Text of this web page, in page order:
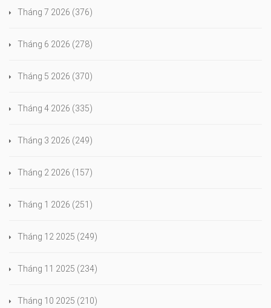
Tháng 7 2026 (376)
Tháng 6 2026 (278)
Tháng 5 2026 (370)
Tháng 4 2026 (335)
Tháng 3 2026 (249)
Tháng 2 2026 (157)
Tháng 1 2026 (251)
Tháng 12 2025 (249)
Tháng 11 2025 (234)
Tháng 10 2025 (210)